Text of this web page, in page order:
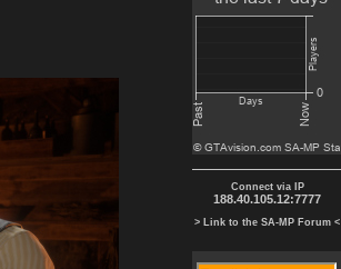
Connect via IP
188.40.105.12:7777
> Link to the SA-MP Forum <